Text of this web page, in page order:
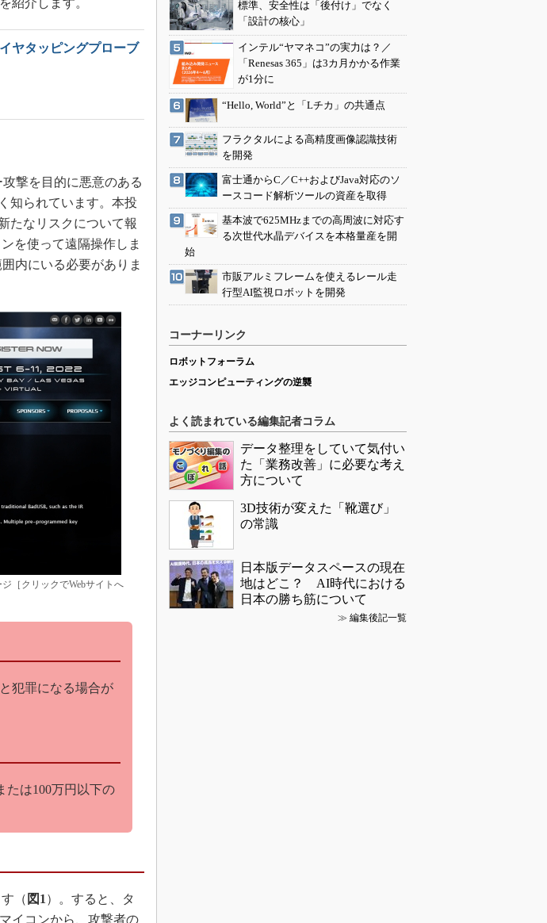
ー4.0
計・開発
ティ
の対応
紹介します。
ヤタッピングプローブ
撃を目的に悪意のある
知られています。本投
たなリスクについて報
を使って遠隔操作しま
内にいる必要がありま
ジ［クリックでWebサイトへ
犯罪になる場合が
は100万円以下の
（ 図1 ）。すると、タ
イコンから、攻撃者の
標準、安全性は「後付け」でなく
「設計の核心」
インテル“ヤマネコ”の実力は？／
「Renesas 365」は3カ月かかる作業
が1分に
“Hello, World”と「Lチカ」の共通点
フラクタルによる高精度画像認識技術
を開発
富士通からC／C++およびJava対応のソ
ースコード解析ツールの資産を取得
基本波で625MHzまでの高周波に対応す
る次世代水晶デバイスを本格量産を開
始
市販アルミフレームを使えるレール走
行型AI監視ロボットを開発
コーナーリンク
ロボットフォーラム
エッジコンピューティングの逆襲
よく読まれている編集記者コラム
データ整理をしていて気付い
た「業務改善」に必要な考え
方について
3D技術が変えた「靴選び」
の常識
日本版データスペースの現在
地はどこ？ AI時代における
日本の勝ち筋について
≫ 編集後記一覧